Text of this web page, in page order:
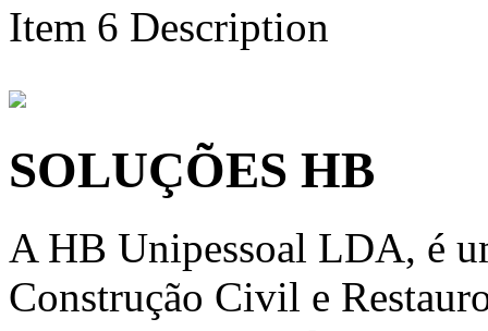
Item 6 Description
SOLUÇÕES HB
A HB Unipessoal LDA, é
Construção Civil e